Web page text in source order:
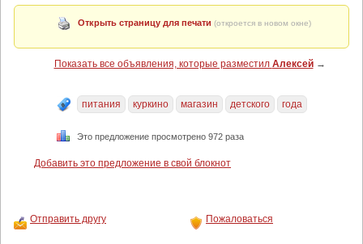
Открыть страницу для печати (откроется в новом окне)
Показать все объявления, которые разместил Алексей→
питания куркино магазин детского года
Это предложение просмотрено 972 раза
Добавить это предложение в свой блокнот
Отправить другу Пожаловаться